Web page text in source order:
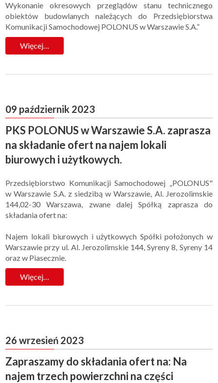
Wykonanie okresowych przeglądów stanu technicznego
obiektów budowlanych należących do Przedsiębiorstwa
Komunikacji Samochodowej POLONUS w Warszawie S.A.”
Więcej…
09 październik 2023
PKS POLONUS w Warszawie S.A. zaprasza
na składanie ofert na najem lokali
biurowych i użytkowych.
Przedsiębiorstwo Komunikacji Samochodowej „POLONUS"
w Warszawie S.A. z siedzibą w Warszawie, Al. Jerozolimskie
144,02-30 Warszawa, zwane dalej Spółką zaprasza do
składania ofert na:
Najem lokali biurowych i użytkowych Spółki położonych w
Warszawie przy ul. Al. Jerozolimskie 144, Syreny 8, Syreny 14
oraz w Piasecznie.
Więcej…
26 wrzesień 2023
Zapraszamy do składania ofert na: Na
najem trzech powierzchni na części